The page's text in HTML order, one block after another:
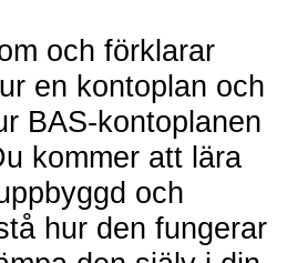
och förklarar
en kontoplan och
BAS-kontoplanen
kommer att lära
och
hur den fungerar